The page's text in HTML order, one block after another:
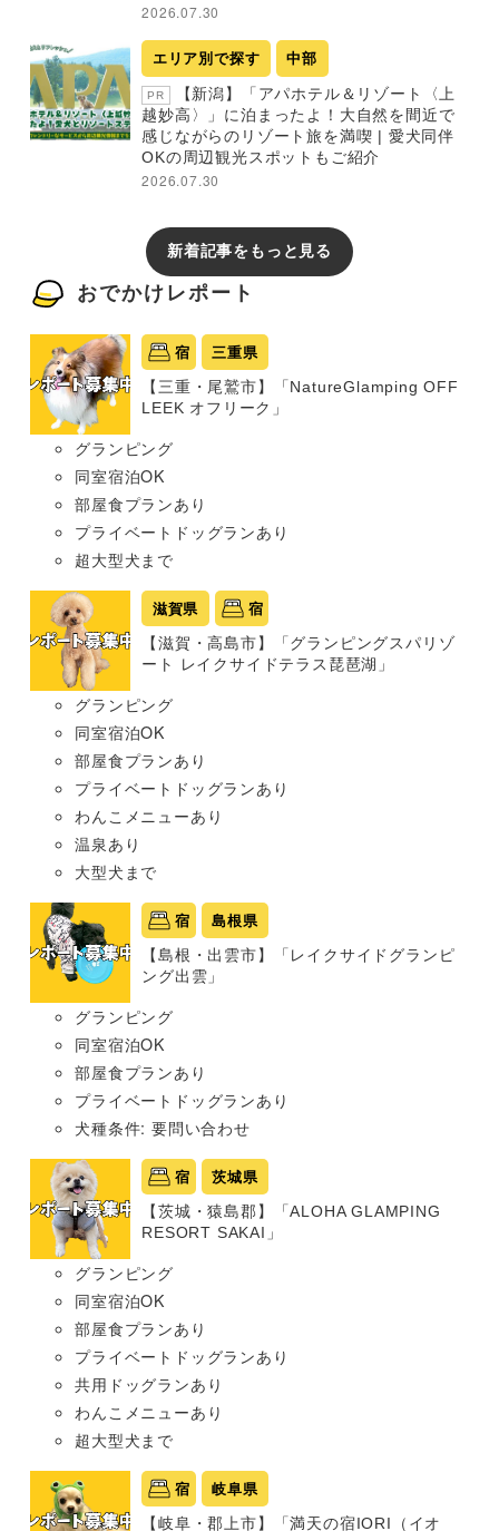
2026.07.30
エリア別で探す 中部
PR
【新潟】「アパホテル＆リゾート〈上
越妙高〉」に泊まったよ！大自然を間近で
感じながらのリゾート旅を満喫 | 愛犬同伴
OKの周辺観光スポットもご紹介
2026.07.30
新着記事をもっと見る
おでかけレポート
宿 三重県
【三重・尾鷲市】「NatureGlamping OFF
LEEK オフリーク」
グランピング
同室宿泊OK
部屋食プランあり
プライベートドッグランあり
超大型犬まで
滋賀県 宿
【滋賀・高島市】「グランピングスパリゾ
ート レイクサイドテラス琵琶湖」
グランピング
同室宿泊OK
部屋食プランあり
プライベートドッグランあり
わんこメニューあり
温泉あり
大型犬まで
宿 島根県
【島根・出雲市】「レイクサイドグランピ
ング出雲」
グランピング
同室宿泊OK
部屋食プランあり
プライベートドッグランあり
犬種条件: 要問い合わせ
宿 茨城県
【茨城・猿島郡】「ALOHA GLAMPING
RESORT SAKAI」
グランピング
同室宿泊OK
部屋食プランあり
プライベートドッグランあり
共用ドッグランあり
わんこメニューあり
超大型犬まで
宿 岐阜県
【岐阜・郡上市】「満天の宿IORI（イオ